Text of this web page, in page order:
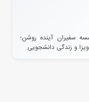
سفیران آینده روشن؛
و زندگی دانشجویی.